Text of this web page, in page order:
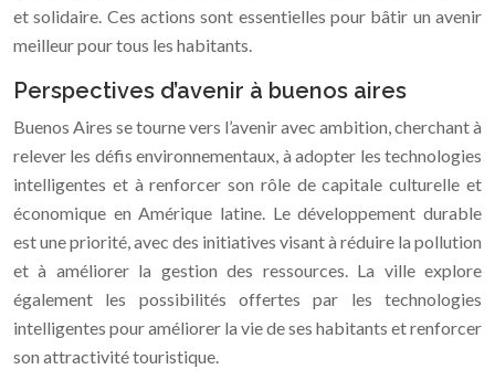
et solidaire. Ces actions sont essentielles pour bâtir un avenir
meilleur pour tous les habitants.
Perspectives d’avenir à buenos aires
Buenos Aires se tourne vers l’avenir avec ambition, cherchant à
relever les défis environnementaux, à adopter les technologies
intelligentes et à renforcer son rôle de capitale culturelle et
économique en Amérique latine. Le développement durable
est une priorité, avec des initiatives visant à réduire la pollution
et à améliorer la gestion des ressources. La ville explore
également les possibilités offertes par les technologies
intelligentes pour améliorer la vie de ses habitants et renforcer
son attractivité touristique.